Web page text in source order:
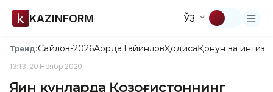
KAZINFORM ЎЗ
Тренд:Сайлов-2026АқордаТайинловҲодисаҚонун ва
13:13, 20 Ноябр 2020
Яқин кунларда Қозоғистоннинг